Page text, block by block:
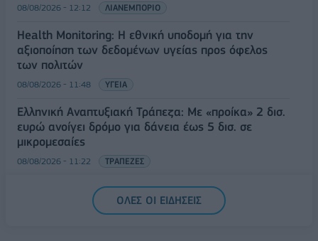
08/08/2026 - 12:12 ΛΙΑΝΕΜΠΟΡΙΟ
Health Monitoring: Η εθνική υποδομή για την
αξιοποίηση των δεδομένων υγείας προς όφελος
των πολιτών
08/08/2026 - 11:48 ΥΓΕΙΑ
Ελληνική Αναπτυξιακή Τράπεζα: Με «προίκα» 2 δισ.
ευρώ ανοίγει δρόμο για δάνεια έως 5 δισ. σε
μικρομεσαίες
08/08/2026 - 11:22 ΤΡΑΠΕΖΕΣ
5G παντού, 6G στον ορίζοντα: Πού βρίσκεται η
Ελλάδα στη μεγάλη τεχνολογική μετάβαση
ΟΛΕΣ ΟΙ ΕΙΔΗΣΕΙΣ